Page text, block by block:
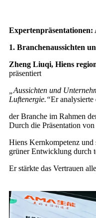
1. Branchenaussichten
Zheng Liuqi, Hiens
präsentiert
„Aussichten und
Luftenergie.“Er analysierte
der Branche im Rahmen
Durch die Präsentation von
Hiens Kernkompetenz und
grüner Entwicklung durch
Er stärkte das Vertrauen